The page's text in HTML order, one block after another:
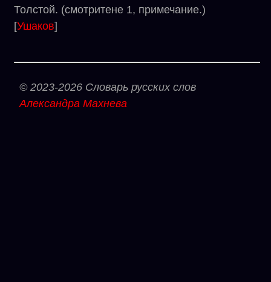
Толстой. (смотритене 1, примечание.)
[Ушаков]
© 2023-2026 Словарь русских слов
Александра Махнева